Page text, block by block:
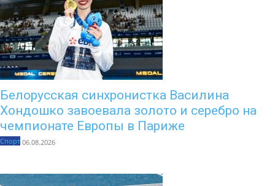
Белорусская синхронистка Василина
Хондошко завоевала золото и серебро на
чемпионате Европы в Париже
Спорт 06.08.2026